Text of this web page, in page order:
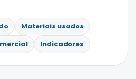
Materiais usados
Indicadores